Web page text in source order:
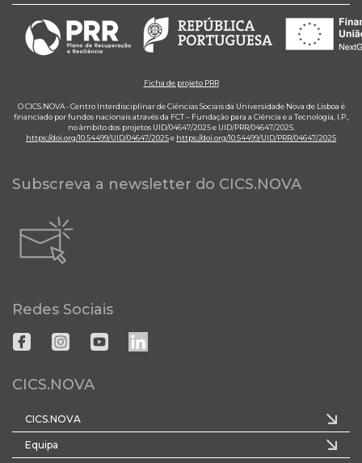
Ficha de projeto PRR
O CICS.NOVA - Centro Interdisciplinar de Ciências Sociais da Universidade Nova de Lisboa é
financiado por fundos nacionais através da FCT – Fundação para a Ciência e a Tecnologia, I.P.,
no âmbito dos projetos UID/04647/2025 e UID/PRR/04647/2025.
https://doi.org/10.54499/UID/04647/2025e https://doi.org/10.54499/UID/PRR/04647/2025
Subscreva a newsletter do CICS.NOVA
Redes Sociais
CICS.NOVA
CICS.NOVA
Equipa